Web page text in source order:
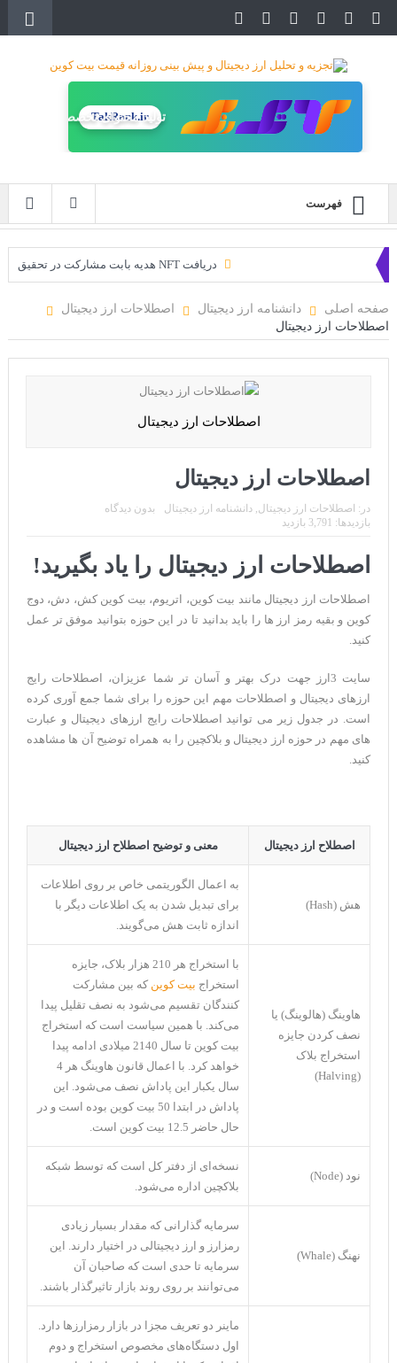
طراحی سایت حرفه‌ای
TakRank.ir
فهرست
دریافت NFT هدیه بابت مشارکت در تحقیق
CoinEx سریع ترین برند درحال رشد در خدمات مالی!
تحریم ایران توسط استخر پولین!
بیت کوین به امید ETF به 60،000 دلار رسید!
ایردراپ کریپتوتانک – CryptoTanks Airdrop
صفحه اصلی دانشنامه ارز دیجیتال
اصطلاحات ارز دیجیتال
اصطلاحات ارز دیجیتال
اصطلاحات ارز دیجیتال
اصطلاحات ارز دیجیتال
در: اصطلاحات ارز دیجیتال, دانشنامه ارز دیجیتال
بدون دیدگاه
بازدیدها: 3,791 بازدید
اصطلاحات ارز دیجیتال را یاد بگیرید!
اصطلاحات ارز دیجیتال مانند بیت کوین، اتریوم، بیت کوین کش، دش، دوج
کوین و بقیه رمز ارز ها را باید بدانید تا در این حوزه بتوانید موفق تر عمل
کنید.
سایت 3ارز جهت درک بهتر و آسان تر شما عزیزان، اصطلاحات رایج
ارزهای دیجیتال و اصطلاحات مهم این حوزه را برای شما جمع آوری کرده
است. در جدول زیر می توانید اصطلاحات رایج ارزهای دیجیتال و عبارت
های مهم در حوزه ارز دیجیتال و بلاکچین را به همراه توضیح آن ها مشاهده
کنید.
اصطلاح ارز دیجیتال معنی و توضیح اصطلاح ارز دیجیتال
هش (Hash)
به اعمال الگوریتمی خاص بر روی اطلاعات
برای تبدیل شدن به یک اطلاعات دیگر با
اندازه ثابت هش می‌گویند.
هاوینگ (هالوینگ) یا
نصف کردن جایزه
استخراج بلاک
(Halving)
با استخراج هر 210 هزار بلاک، جایزه
استخراج بیت کوین که بین مشارکت
کنندگان تقسیم می‌شود به نصف تقلیل پیدا
می‌کند. با همین سیاست است که استخراج
بیت کوین تا سال 2140 میلادی ادامه پیدا
خواهد کرد. با اعمال قانون هاوینگ هر 4
سال یکبار این پاداش نصف می‌شود. این
پاداش در ابتدا 50 بیت کوین بوده است و در
حال حاضر 12.5 بیت کوین است.
نود (Node)
نسخه‌ای از دفتر کل است که توسط شبکه
بلاکچین اداره می‌شود.
نهنگ (Whale)
سرمایه گذارانی که مقدار بسیار زیادی
رمزارز و ارز دیجیتالی در اختیار دارند. این
سرمایه تا حدی است که صاحبان آن
می‌توانند بر روی روند بازار تاثیرگذار باشند.
ماینر دو تعریف مجزا در بازار رمزارز‌ها دارد.
اول دستگاه‌های مخصوص استخراج و دوم